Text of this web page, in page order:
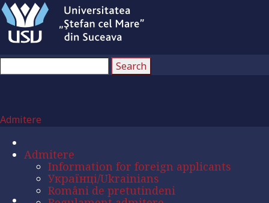
Admitere
Admitere
Information for foreign applicants
Українці/Ukrainians
Români de pretutindeni